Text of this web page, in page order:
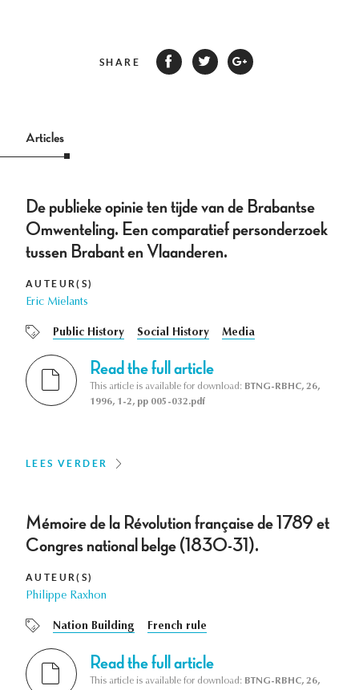
SHARE
Articles
De publieke opinie ten tijde van de Brabantse
Omwenteling. Een comparatief personderzoek
tussen Brabant en Vlaanderen.
AUTEUR(S)
Eric Mielants
Public History Social History Media
Read the full article
This article is available for download: BTNG-RBHC, 26,
1996, 1-2, pp 005-032.pdf
LEES VERDER
Mémoire de la Révolution française de 1789 et
Congres national belge (1830-31).
AUTEUR(S)
Philippe Raxhon
Nation Building French rule
Read the full article
This article is available for download: BTNG-RBHC, 26,